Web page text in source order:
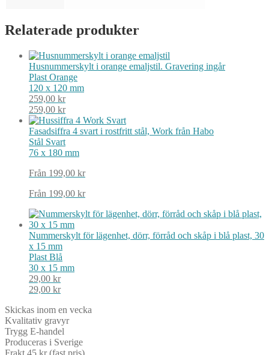
Relaterade produkter
Husnummerskylt i orange emaljstil. Gravering ingår
Plast Orange
120 x 120 mm
259,00 kr
259,00 kr
Fasadsiffra 4 svart i rostfritt stål, Work från Habo
Stål Svart
76 x 180 mm
Från 199,00 kr
Från 199,00 kr
Nummerskylt för lägenhet, dörr, förråd och skåp i blå plast, 30
x 15 mm
Plast Blå
30 x 15 mm
29,00 kr
29,00 kr
Skickas inom en vecka
Kvalitativ gravyr
Trygg E-handel
Produceras i Sverige